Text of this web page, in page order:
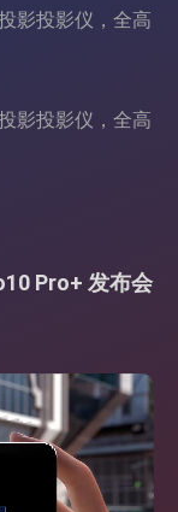
影投影仪，全高
影投影仪，全高
Pro+ 发布会